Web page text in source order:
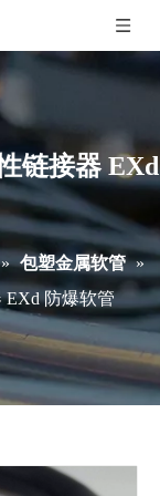
链接器 EXd
» 包塑金属软管 »
EXd 防爆软管